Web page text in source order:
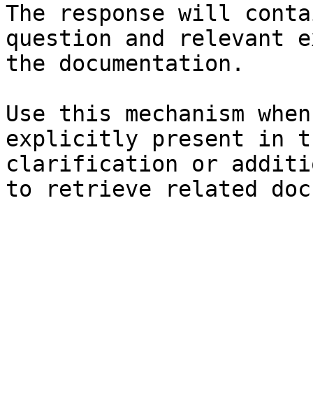
The response will
question and relevant
the documentation.
Use this mechanism
explicitly present in
clarification or